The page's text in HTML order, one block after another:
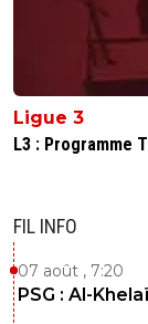
Ligue 3
L3 : Programme
FIL INFO
07 août , 7:20
PSG : Al-